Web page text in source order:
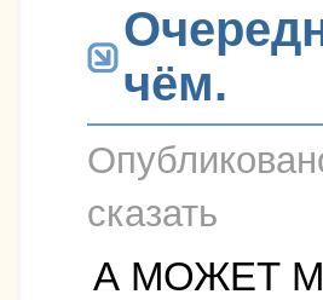
чём.
сказать
А МОЖЕТ